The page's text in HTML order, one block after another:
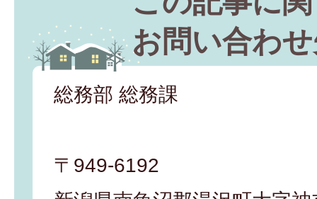
お問い合わ
総務部 総務課
〒949-6192